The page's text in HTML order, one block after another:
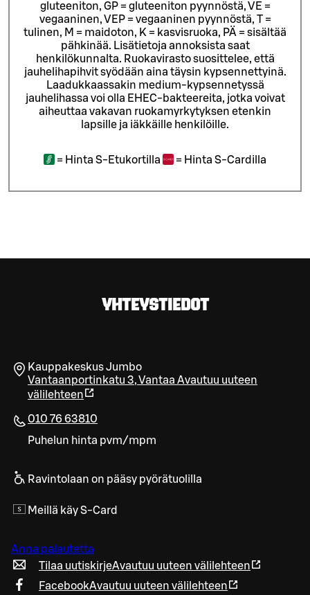
gluteeniton, GP = gluteeniton pyynnöstä, VE =
vegaaninen, VEP = vegaaninen pyynnöstä, T =
tulinen, M = maidoton, K = kasvisruoka, PÄ = sisältää
pähkinää. Lisätietoja annoksista saat
henkilökunnalta. Ruokavirasto suosittelee, että
jauhelihapihvit syödään aina täysin kypsennettyinä.
Laadukkaassakin medium-kypsennetyssä
jauhelihassa voi olla EHEC-bakteereita, jotka voivat
aiheuttaa vakavan ruokamyrkytyksen etenkin
lapsille ja iäkkäille henkilöille.
= Hinta S-Etukortilla = Hinta S-Cardilla
YHTEYSTIEDOT
Kauppakeskus Jumbo
Vantaanportinkatu 3,Vantaa Avautuu uuteen
välilehteen
010 76 63810
Puhelun hinta pvm/mpm
Ravintolaan on pääsy pyörätuolilla
Meillä käy S-Card
Anna palautetta
Tilaa uutiskirjeAvautuu uuteen välilehteen
FacebookAvautuu uuteen välilehteen